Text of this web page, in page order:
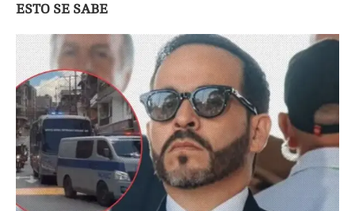
ESTO SE SABE